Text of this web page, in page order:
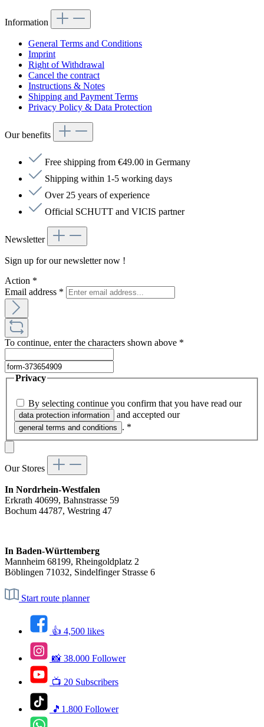
Information
General Terms and Conditions
Imprint
Right of Withdrawal
Cancel the contract
Instructions & Notes
Shipping and Payment Terms
Privacy Policy & Data Protection
Our benefits
Free shipping from €49.00 in Germany
Shipping within 1-5 working days
Over 25 years of experience
Official SCHUTT and VICIS partner
Newsletter
Sign up for our newsletter now !
Action *
Email address *
To continue, enter the characters shown above *
Privacy
By selecting continue you confirm that you have read our
data protection information and accepted our
general terms and conditions . *
Our Stores
In Nordrhein-Westfalen
Erkrath 40699, Bahnstrasse 59
Bochum 44787, Westring 47
In Baden-Württemberg
Mannheim 68199, Rheingoldplatz 2
Böblingen 71032, Sindelfinger Strasse 6
Start route planner
👍 4,500 likes
📸 38.000 Follower
📺 20 Subscribers
🎵1.800 Follower